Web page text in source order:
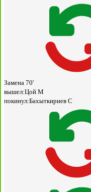
Замена 70'
вышел:Цой М
покинул:Бахыткириев С